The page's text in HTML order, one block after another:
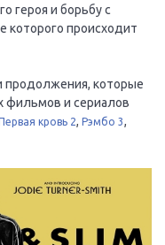
героя и борьбу с
которого происходит
продолжения, которые
фильмов и сериалов
кровь 2, Рэмбо 3,